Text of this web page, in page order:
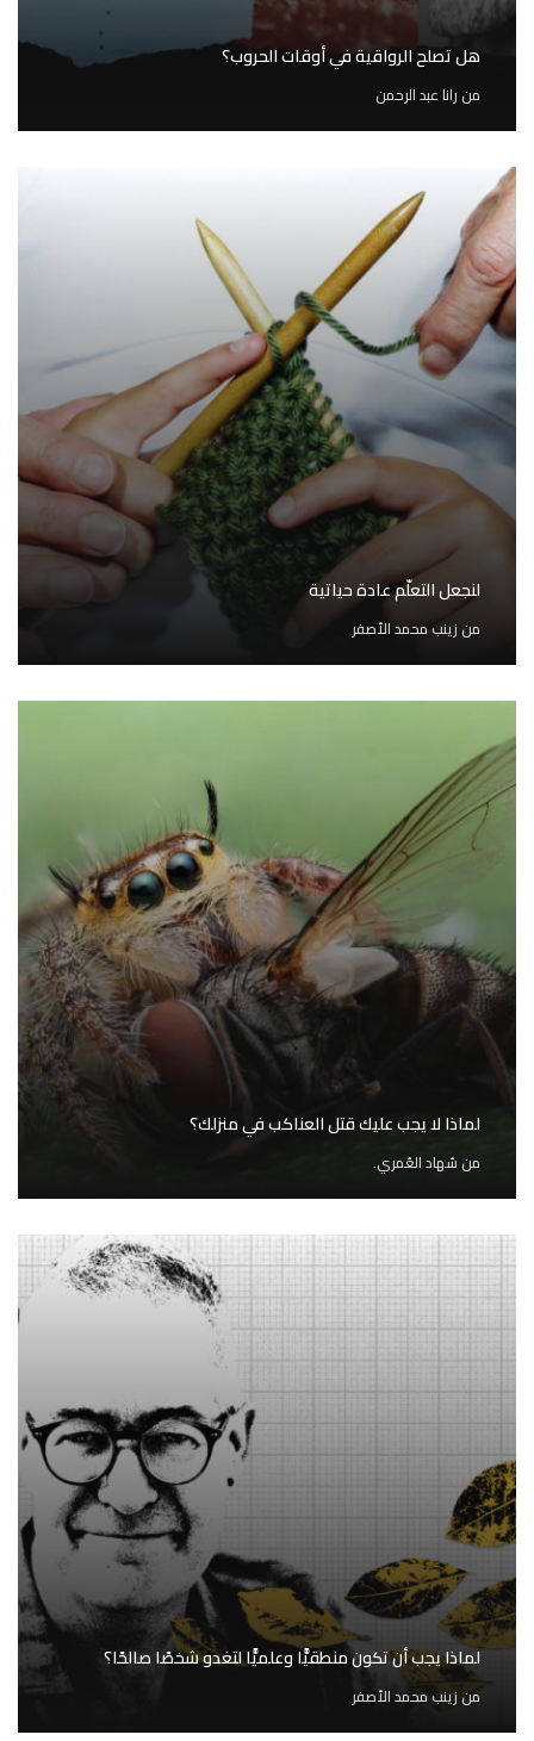
هل تصلح الرواقية في أوقات الحروب؟
من رانا عبد الرحمن
لنجعل التعلّم عادة حياتية
من زينب محمد الأصفر
لماذا لا يجب عليك قتل العناكب في منزلك؟
من سُهاد العُمري.
لماذا يجب أن تكون منطقيًّا وعلميًّا لتغدو شخصًا صالحًا؟
منزينب محمد الأصفر